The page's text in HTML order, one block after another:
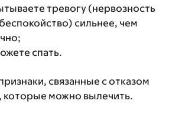
тревогу (нервозность
сильнее, чем
спать.
связанные с отказом
которые можно вылечить.